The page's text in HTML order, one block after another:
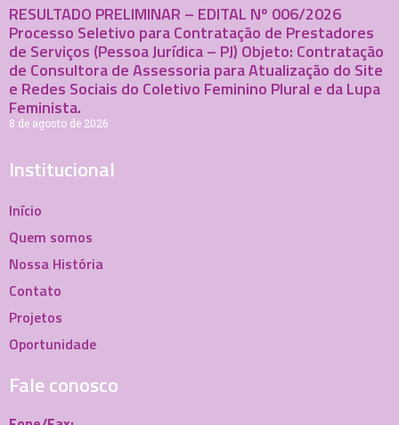
RESULTADO PRELIMINAR – EDITAL Nº 006/2026
Processo Seletivo para Contratação de Prestadores
de Serviços (Pessoa Jurídica – PJ) Objeto: Contratação
de Consultora de Assessoria para Atualização do Site
e Redes Sociais do Coletivo Feminino Plural e da Lupa
Feminista.
8 de agosto de 2026
Institucional
Início
Quem somos
Nossa História
Contato
Projetos
Oportunidade
Fale conosco